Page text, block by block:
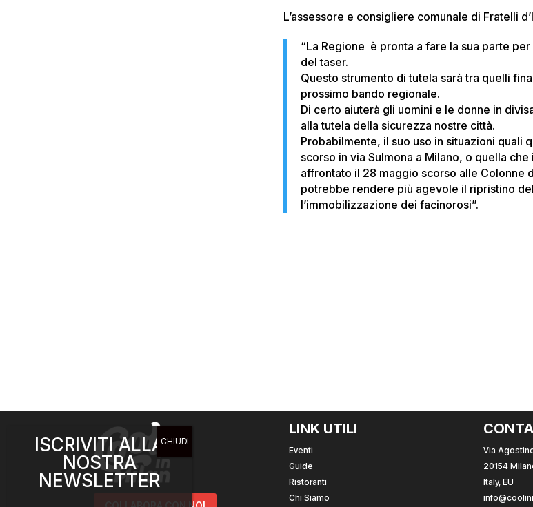
L’assessore e consigliere comunale di Fratelli
“La Regione è pronta a fare la sua parte per
del taser.
Questo strumento di tutela sarà tra quelli
prossimo bando regionale.
Di certo aiuterà gli uomini e le donne in
alla tutela della sicurezza nostre città.
Probabilmente, il suo uso in situazioni quali
scorso in via Sulmona a Milano, o quella
affrontato il 28 maggio scorso alle Colonne
potrebbe rendere più agevole il ripristino
l’immobilizzazione dei facinorosi”.
LINK UTILI
Eventi
Guide
Ristoranti
Chi Siamo
Via
20154
Italy, EU
ISCRIVITI ALLA
NOSTRA
NEWSLETTER